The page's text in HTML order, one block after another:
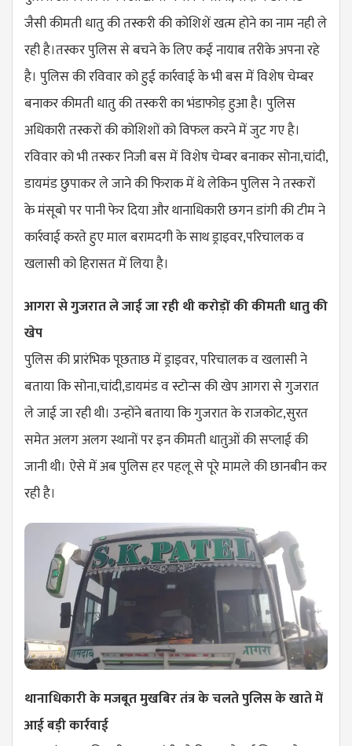
जैसी कीमती धातु की तस्करी की कोशिशें खत्म होने का नाम नही ले
रही है।तस्कर पुलिस से बचने के लिए कई नायाब तरीके अपना रहे
है। पुलिस की रविवार को हुई कार्रवाई के भी बस में विशेष चेम्बर
बनाकर कीमती धातु की तस्करी का भंडाफोड़ हुआ है। पुलिस
अधिकारी तस्करों की कोशिशों को विफल करने में जुट गए है।
रविवार को भी तस्कर निजी बस में विशेष चेम्बर बनाकर सोना,चांदी,
डायमंड छुपाकर ले जाने की फिराक में थे लेकिन पुलिस ने तस्करों
के मंसूबो पर पानी फेर दिया और थानाधिकारी छगन डांगी की टीम ने
कार्रवाई करते हुए माल बरामदगी के साथ ड्राइवर,परिचालक व
खलासी को हिरासत में लिया है।
आगरा से गुजरात ले जाई जा रही थी करोड़ों की कीमती धातु की
खेप
पुलिस की प्रारंभिक पूछताछ में ड्राइवर, परिचालक व खलासी ने
बताया कि सोना,चांदी,डायमंड व स्टोन्स की खेप आगरा से गुजरात
ले जाई जा रही थी। उन्होंने बताया कि गुजरात के राजकोट,सुरत
समेत अलग अलग स्थानों पर इन कीमती धातुओं की सप्लाई की
जानी थी। ऐसे में अब पुलिस हर पहलू से पूरे मामले की छानबीन कर
रही है।
थानाधिकारी के मजबूत मुखबिर तंत्र के चलते पुलिस के खाते में
आई बड़ी कार्रवाई